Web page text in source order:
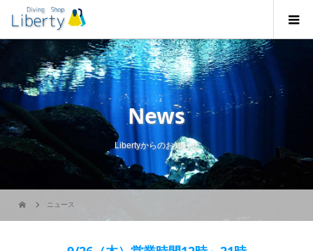
News
Libertyからのお知らせ
ニュース